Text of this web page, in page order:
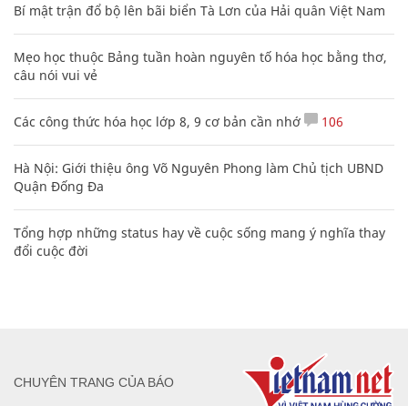
Bí mật trận đổ bộ lên bãi biển Tà Lơn của Hải quân Việt Nam
Mẹo học thuộc Bảng tuần hoàn nguyên tố hóa học bằng thơ,
câu nói vui vẻ
Các công thức hóa học lớp 8, 9 cơ bản cần nhớ 106
Hà Nội: Giới thiệu ông Võ Nguyên Phong làm Chủ tịch UBND
Quận Đống Đa
Tổng hợp những status hay về cuộc sống mang ý nghĩa thay
đổi cuộc đời
CHUYÊN TRANG CỦA BÁO